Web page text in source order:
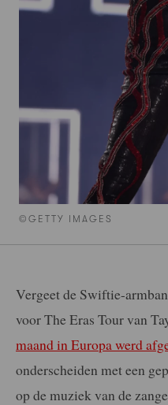
©GETTY IMAGES
Vergeet de Swiftie-
voor The Eras Tour van
maand in Europa werd
onderscheiden met een
op de muziek van de